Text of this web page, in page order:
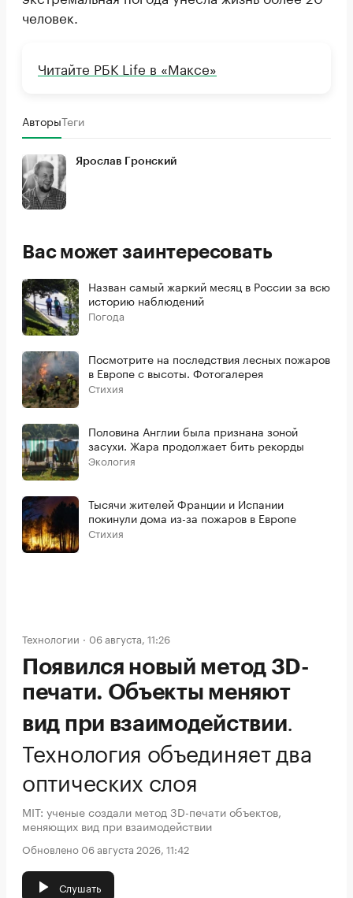
человек.
Читайте РБК Life в «Максе»
АвторыТеги
Ярослав Гронский
Вас может заинтересовать
Назван самый жаркий месяц в России за всю
историю наблюдений
Погода
Посмотрите на последствия лесных пожаров
в Европе с высоты. Фотогалерея
Стихия
Половина Англии была признана зоной
засухи. Жара продолжает бить рекорды
Экология
Тысячи жителей Франции и Испании
покинули дома из-за пожаров в Европе
Стихия
Технологии 06 августа, 11:26
Появился новый метод 3D-
печати. Объекты меняют
вид при взаимодействии.
Технология объединяет два
оптических слоя
MIT: ученые создали метод 3D-печати объектов,
меняющих вид при взаимодействии
Обновлено 06 августа 2026, 11:42
Слушать